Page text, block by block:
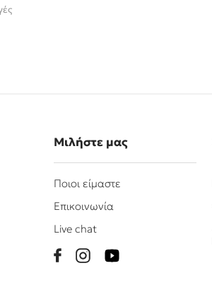
Μιλήστε μας
Ποιοι είμαστε
Επικοινωνία
Live chat